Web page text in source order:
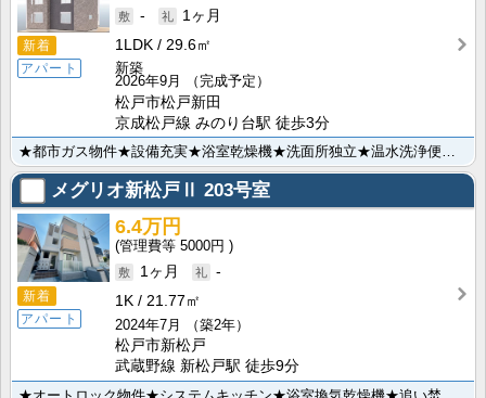
新着
アパート
-
1ヶ月
1LDK
29.6㎡
新築
2026年9月
（完成予定）
松戸市松戸新田
京成松戸線 みのり台駅 徒歩3分
メグリオ新松戸Ⅱ 203号室
新着
アパート
6.4万円
5000円
1ヶ月
-
1K
21.77㎡
2024年7月
（築2年）
松戸市新松戸
武蔵野線 新松戸駅 徒歩9分